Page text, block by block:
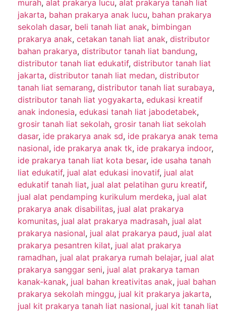
murah, alat prakarya lucu, alat prakarya tanah liat
jakarta, bahan prakarya anak lucu, bahan prakarya
sekolah dasar, beli tanah liat anak, bimbingan
prakarya anak, cetakan tanah liat anak, distributor
bahan prakarya, distributor tanah liat bandung,
distributor tanah liat edukatif, distributor tanah liat
jakarta, distributor tanah liat medan, distributor
tanah liat semarang, distributor tanah liat surabaya,
distributor tanah liat yogyakarta, edukasi kreatif
anak indonesia, edukasi tanah liat jabodetabek,
grosir tanah liat sekolah, grosir tanah liat sekolah
dasar, ide prakarya anak sd, ide prakarya anak tema
nasional, ide prakarya anak tk, ide prakarya indoor,
ide prakarya tanah liat kota besar, ide usaha tanah
liat edukatif, jual alat edukasi inovatif, jual alat
edukatif tanah liat, jual alat pelatihan guru kreatif,
jual alat pendamping kurikulum merdeka, jual alat
prakarya anak disabilitas, jual alat prakarya
komunitas, jual alat prakarya madrasah, jual alat
prakarya nasional, jual alat prakarya paud, jual alat
prakarya pesantren kilat, jual alat prakarya
ramadhan, jual alat prakarya rumah belajar, jual alat
prakarya sanggar seni, jual alat prakarya taman
kanak-kanak, jual bahan kreativitas anak, jual bahan
prakarya sekolah minggu, jual kit prakarya jakarta,
jual kit prakarya tanah liat nasional, jual kit tanah liat